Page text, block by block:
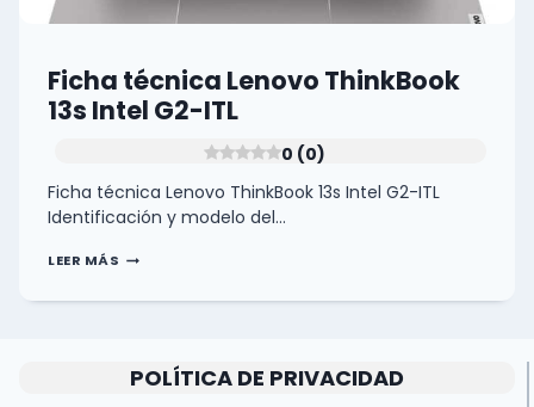
Ficha técnica Lenovo ThinkBook
13s Intel G2-ITL
0 (0)
Ficha técnica Lenovo ThinkBook 13s Intel G2-ITL
Identificación y modelo del…
LEER MÁS FICHA
G2-
ITLPOLÍTICA DE PRIVACIDAD